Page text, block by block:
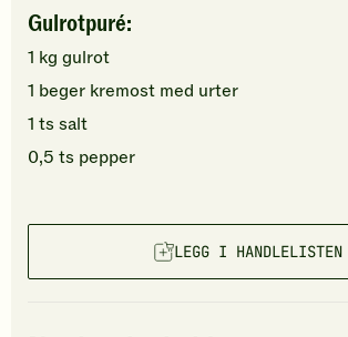
Gulrotpuré:
1 kg gulrot
1 beger kremost med urter
1 ts salt
0,5 ts pepper
LEGG I HANDLELISTEN